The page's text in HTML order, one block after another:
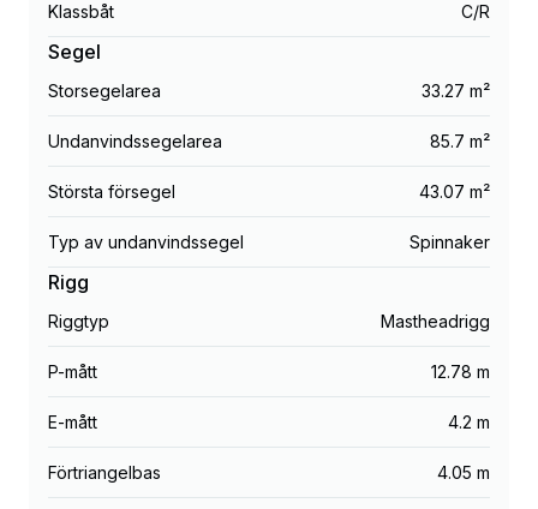
Klassbåt C/R
Segel
Storsegelarea 33.27 m²
Undanvindssegelarea 85.7 m²
Största försegel 43.07 m²
Typ av undanvindssegel Spinnaker
Rigg
Riggtyp Mastheadrigg
P-mått 12.78 m
E-mått 4.2 m
Förtriangelbas 4.05 m